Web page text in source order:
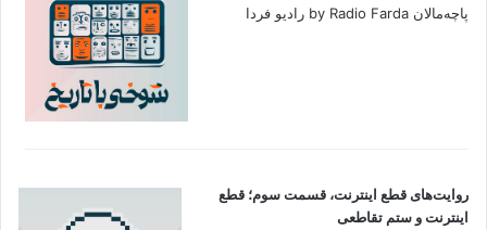
پاچه‌مالان by Radio Farda رادیو فردا
روایت‌های قطع اینترنت، قسمت سوم؛ قطع
اینترنت و ستم تقاطعی